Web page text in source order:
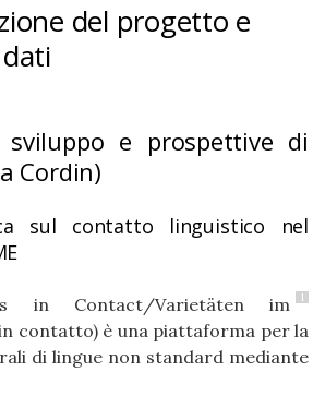
del progetto e
sviluppo e prospettive di
Cordin)
sul contatto linguistico nel
1
in Contact/Varietäten im
contatto) è una piattaforma per la
di lingue non standard mediante